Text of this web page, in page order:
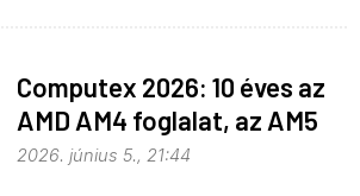
Computex 2026: 10 éves az
AMD AM4 foglalat, az AM5
pedig még három évig
2026. június 5., 21:44